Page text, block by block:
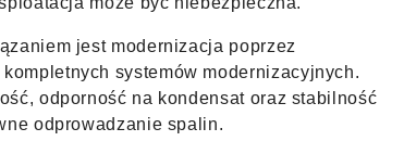
jest modernizacja poprzez
systemów modernizacyjnych.
odporność na kondensat oraz stabilność
odprowadzanie spalin.